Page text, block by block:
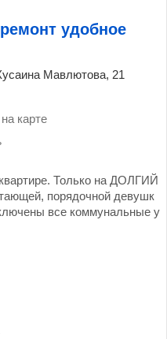
удобное
Мавлютова, 21
карте
Только на ДОЛГИЙ
порядочной девушк
все коммунальные у